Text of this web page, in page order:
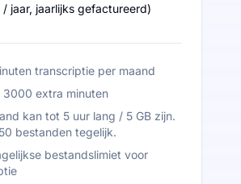
/ jaar, jaarlijks gefactureerd)
transcriptie per maand
3000 extra minuten
kan tot 5 uur lang / 5 GB zijn.
bestanden tegelijk.
bestandslimiet voor